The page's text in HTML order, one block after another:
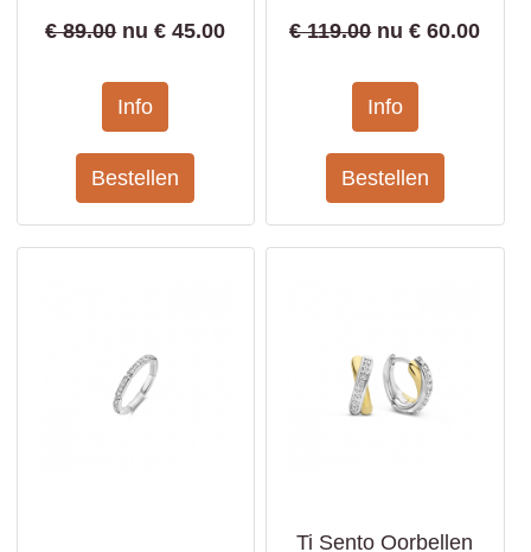
€ 89.00nu €45.00 € 119.00nu €60.00
Ti Sento Oorbellen